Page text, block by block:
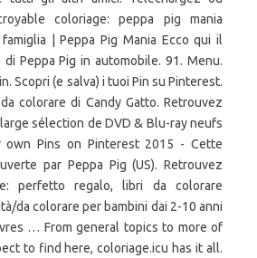
coloriage: peppa pig mania
| Peppa Pig Mania Ecco qui il
Peppa Pig in automobile. 91. Menu.
Scopri (e salva) i tuoi Pin su Pinterest.
colorare di Candy Gatto. Retrouvez
sélection de DVD & Blu-ray neufs
own Pins on Pinterest 2015 - Cette
par Peppa Pig (US). Retrouvez
perfetto regalo, libri da colorare
da colorare per bambini dai 2-10 anni
… From general topics to more of
to find here, coloriage.icu has it all.